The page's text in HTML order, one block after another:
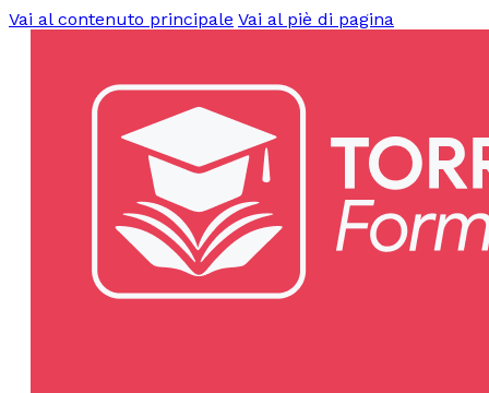
Vai al contenuto principale Vai al piè di pagina